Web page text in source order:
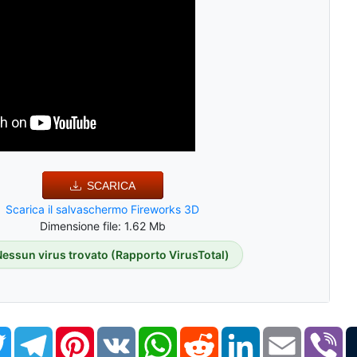
SCARICA
Scarica il salvaschermo Fireworks 3D
Dimensione file: 1.62 Mb
virus trovato (Rapporto VirusTotal)
Twitter TelegramPinterestVK WhatsAppReddit LinkedIn Email